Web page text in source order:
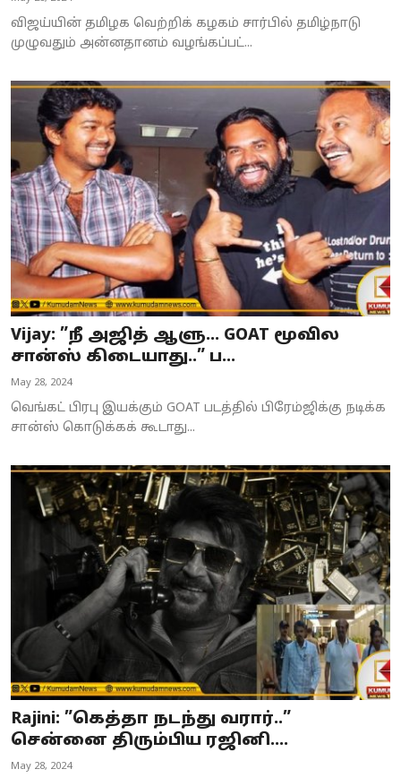
விஜய்யின் தமிழக வெற்றிக் கழகம் சார்பில் தமிழ்நாடு
முழுவதும் அன்னதானம் வழங்கப்பட்...
Vijay: ”நீ அஜித் ஆளு... GOAT மூவில
சான்ஸ் கிடையாது..” ப...
May 28, 2024
வெங்கட் பிரபு இயக்கும் GOAT படத்தில் பிரேம்ஜிக்கு நடிக்க
சான்ஸ் கொடுக்கக் கூடாது...
Rajini: ”கெத்தா நடந்து வரார்..”
சென்னை திரும்பிய ரஜினி....
May 28, 2024